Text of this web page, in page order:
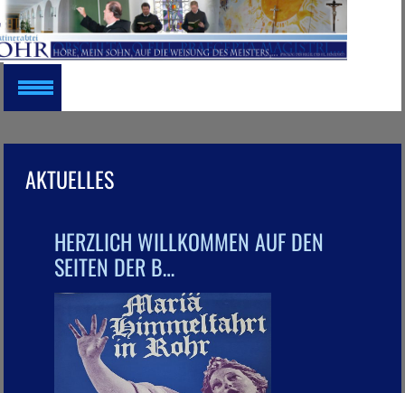
AKTUELLES
HERZLICH WILLKOMMEN AUF DEN
SEITEN DER B…